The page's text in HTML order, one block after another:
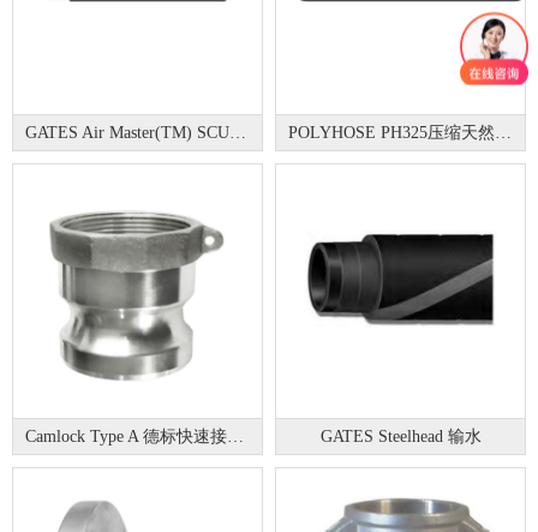
GATES Air Master(TM) SCUBA 500 POLYHOSE PH325压缩天然气软管红色耐350公斤
Camlock Type A 德标快速接头A GATES Steelhead 输水